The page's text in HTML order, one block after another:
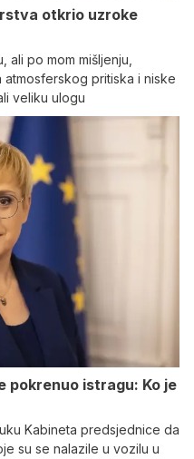
otkrio uzroke
po mom mišljenju,
pritiska i niske
veliku ulogu
pokrenuo istragu: Ko je
Kabineta predsjednice da
su se nalazile u vozilu u